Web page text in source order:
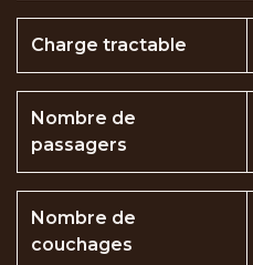
Charge tractable
Nombre de
passagers
Nombre de
couchages